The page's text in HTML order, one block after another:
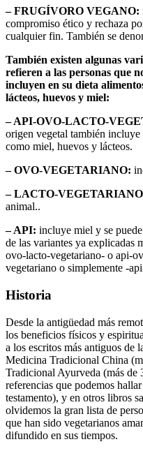
– FRUGÍVORO VEGANO:
compromiso ético y rechaza
cualquier fin. También se
También existen algunas
refieren a las personas que
incluyen en su dieta
lácteos, huevos y miel:
– API-OVO-LACTO-
origen vegetal también incluye
como miel, huevos y lácteos.
– OVO-VEGETARIANO:
– LACTO-
animal..
– API: incluye miel y se
de las variantes ya explicadas
ovo-lacto-vegetariano- o api-
vegetariano o simplemente -
Historia
Desde la antigüedad más
los beneficios físicos y
a los escritos más antiguos de
Medicina Tradicional China
Tradicional Ayurveda (más de
referencias que podemos
testamento), y en otros libros
olvidemos la gran lista de
que han sido vegetarianos
difundido en sus tiempos.